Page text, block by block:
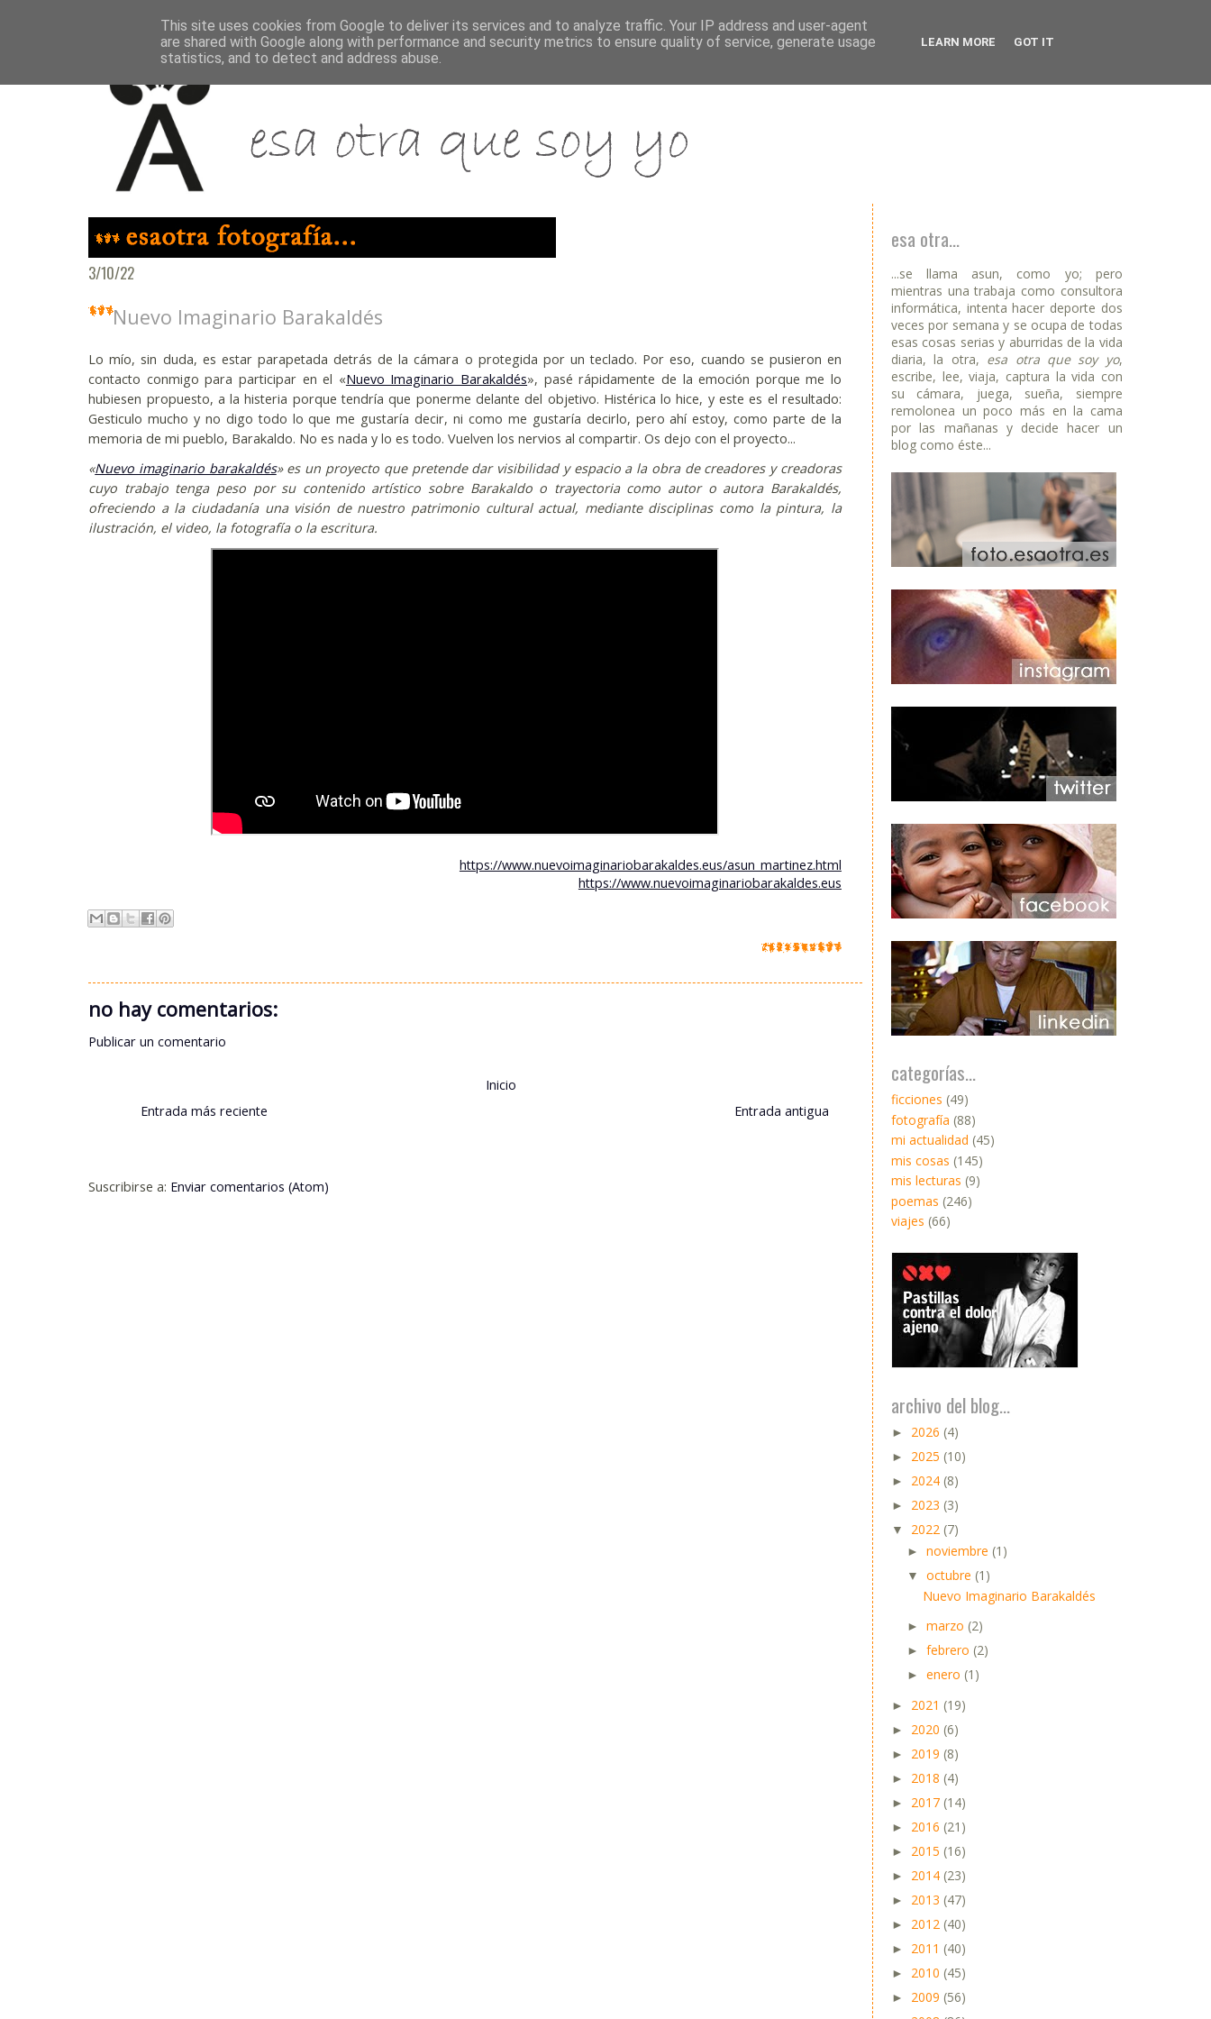
3/10/22
Nuevo Imaginario Barakaldés
Lo mío, sin duda, es estar parapetada detrás de la cámara o protegida por un teclado. Por eso, cuando se pusieron en
contacto conmigo para participar en el «Nuevo Imaginario Barakaldés», pasé rápidamente de la emoción porque me lo
hubiesen propuesto, a la histeria porque tendría que ponerme delante del objetivo. Histérica lo hice, y este es el resultado:
Gesticulo mucho y no digo todo lo que me gustaría decir, ni como me gustaría decirlo, pero ahí estoy, como parte de la
memoria de mi pueblo, Barakaldo. No es nada y lo es todo. Vuelven los nervios al compartir. Os dejo con el proyecto...
«Nuevo imaginario barakaldés» es un proyecto que pretende dar visibilidad y espacio a la obra de creadores y creadoras
cuyo trabajo tenga peso por su contenido artístico sobre Barakaldo o trayectoria como autor o autora Barakaldés,
ofreciendo a la ciudadanía una visión de nuestro patrimonio cultural actual, mediante disciplinas como la pintura, la
ilustración, el video, la fotografía o la escritura.
https://www.nuevoimaginariobarakaldes.eus/asun_martinez.html
https://www.nuevoimaginariobarakaldes.eus
no hay comentarios:
Publicar un comentario
Entrada más reciente Entrada antigua
Inicio
Suscribirse a: Enviar comentarios (Atom)
esa otra...
...se llama asun, como yo; pero
mientras una trabaja como consultora
informática, intenta hacer deporte dos
veces por semana y se ocupa de todas
esas cosas serias y aburridas de la vida
diaria, la otra, esa otra que soy yo,
escribe, lee, viaja, captura la vida con
su cámara, juega, sueña, siempre
remolonea un poco más en la cama
por las mañanas y decide hacer un
blog como éste...
categorías...
ficciones (49)
fotografía (88)
mi actualidad (45)
mis cosas (145)
mis lecturas (9)
poemas (246)
viajes (66)
archivo del blog...
► 2026 (4)
► 2025 (10)
► 2024 (8)
► 2023 (3)
▼ 2022 (7)
► noviembre (1)
▼ octubre (1)
Nuevo Imaginario Barakaldés
► marzo (2)
► febrero (2)
► enero (1)
► 2021 (19)
► 2020 (6)
► 2019 (8)
► 2018 (4)
► 2017 (14)
► 2016 (21)
► 2015 (16)
► 2014 (23)
► 2013 (47)
► 2012 (40)
► 2011 (40)
► 2010 (45)
► 2009 (56)
This site uses cookies from Google to deliver its services and to analyze traffic. Your IP address and user-agent
are shared with Google along with performance and security metrics to ensure quality of service, generate usage
statistics, and to detect and address abuse.
LEARN MORE GOT IT